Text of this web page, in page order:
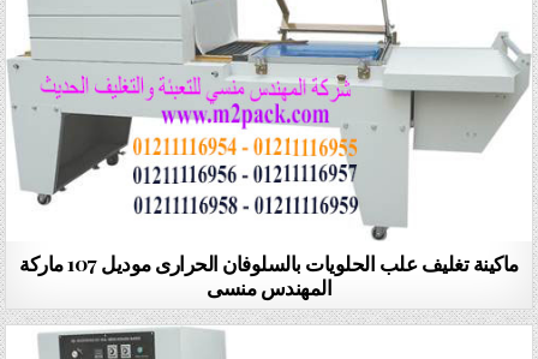
ماكينة تغليف علب الحلويات بالسلوفان الحرارى موديل 107 ماركة
المهندس منسى